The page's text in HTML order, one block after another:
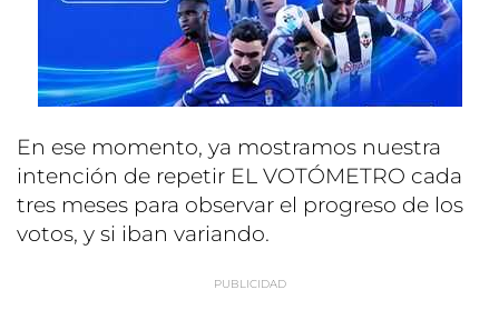
En ese momento, ya mostramos nuestra
intención de repetir EL VOTÓMETRO cada
tres meses para observar el progreso de los
votos, y si iban variando.